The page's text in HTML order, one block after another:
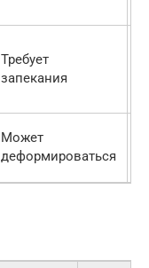
Требует
запекания
Может
деформироваться